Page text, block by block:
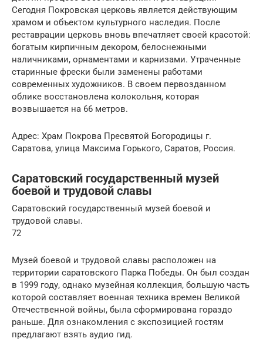
Сегодня Покровская церковь является действующим
храмом и объектом культурного наследия. После
реставрации церковь вновь впечатляет своей красотой:
богатым кирпичным декором, белоснежными
наличниками, орнаментами и карнизами. Утраченные
старинные фрески были заменены работами
современных художников. В своем первозданном
облике восстановлена колокольня, которая
возвышается на 66 метров.
Адрес: Храм Покрова Пресвятой Богородицы г.
Саратова, улица Максима Горького, Саратов, Россия.
Саратовский государственный музей
боевой и трудовой славы
Саратовский государственный музей боевой и
трудовой славы.
72
Музей боевой и трудовой славы расположен на
территории саратовского Парка Победы. Он был создан
в 1999 году, однако музейная коллекция, большую часть
которой составляет военная техника времен Великой
Отечественной войны, была сформирована гораздо
раньше. Для ознакомления с экспозицией гостям
предлагают взять аудио гид.